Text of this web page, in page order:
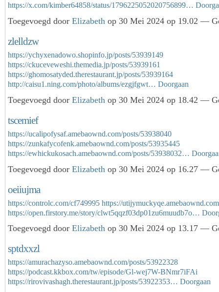
https://x.com/kimber64858/status/1796225052020756899…
Toegevoegd door Elizabeth op 30 Mei 2024 op 19.02 —
zlelldzw
https://ychyxenadowo.shopinfo.jp/posts/53939149
https://ckuceveweshi.themedia.jp/posts/53939161
https://ghomosatyded.therestaurant.jp/posts/53939164
http://caisu1.ning.com/photo/albums/ezgjfgwt… Doorgaan
Toegevoegd door Elizabeth op 30 Mei 2024 op 18.42 —
tscemief
https://ucalipofysaf.amebaownd.com/posts/53938040
https://zunkafycofenk.amebaownd.com/posts/53935445
https://ewhickukosach.amebaownd.com/posts/53938032…
Toegevoegd door Elizabeth op 30 Mei 2024 op 16.27 —
oeiiujma
https://controlc.com/cf749995 https://
https://open.firstory.me/story/clwt5qqzf03dp01zu6muudb7o…
Toegevoegd door Elizabeth op 30 Mei 2024 op 13.17 —
sptdxxzl
https://amurachazyso.amebaownd.com/posts/53922328
https://podcast.kkbox.com/tw/episode/Gl-wej7W-BNmr7iFAi
https://rirovivashagh.therestaurant.jp/posts/53922353… Doorgaan